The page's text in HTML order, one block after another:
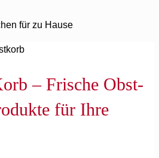
– Frische Obst-
für Ihre